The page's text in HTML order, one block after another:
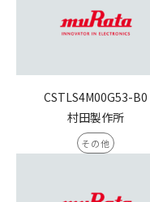
CSTLS4M00G53-B0
村田製作所
その他